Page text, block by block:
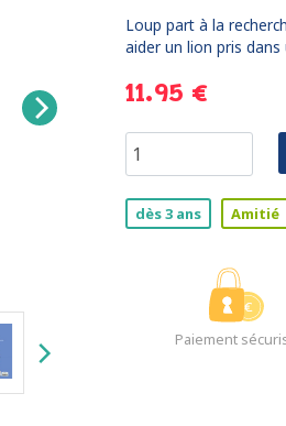
Loup part à la
aider un lion pris dans
11.95 €
dès 3 ans Amitié
Paiement